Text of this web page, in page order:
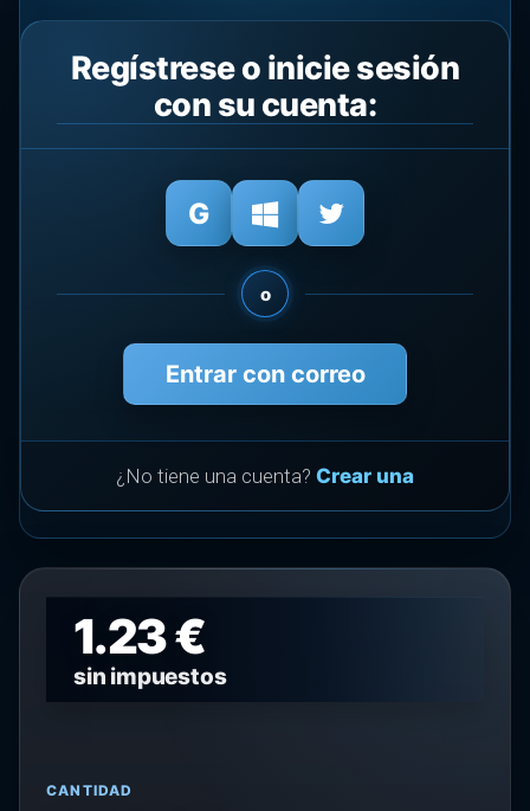
Regístrese o inicie sesión
con su cuenta:
o
Entrar con correo
¿No tiene una cuenta? Crear una
1.23 €
sin impuestos
CANTIDAD